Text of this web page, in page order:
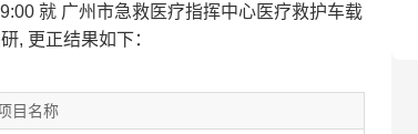
就 广州市急救医疗指挥中心医疗救护车载
, 更正结果如下：
目名称